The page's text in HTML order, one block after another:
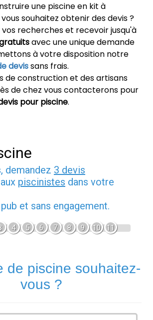
une piscine en kit à
souhaitez obtenir des devis ?
recherches et recevoir jusqu'à
avec une unique demande
à votre disposition notre
devissans frais.
de construction et des artisans
de chez vous contacterons pour
pour piscine.
demandez 3 devis
aux piscinistes dans votre
et sans engagement.
4 5 6 7 8 9 10 11
de piscine souhaitez-
vous ?